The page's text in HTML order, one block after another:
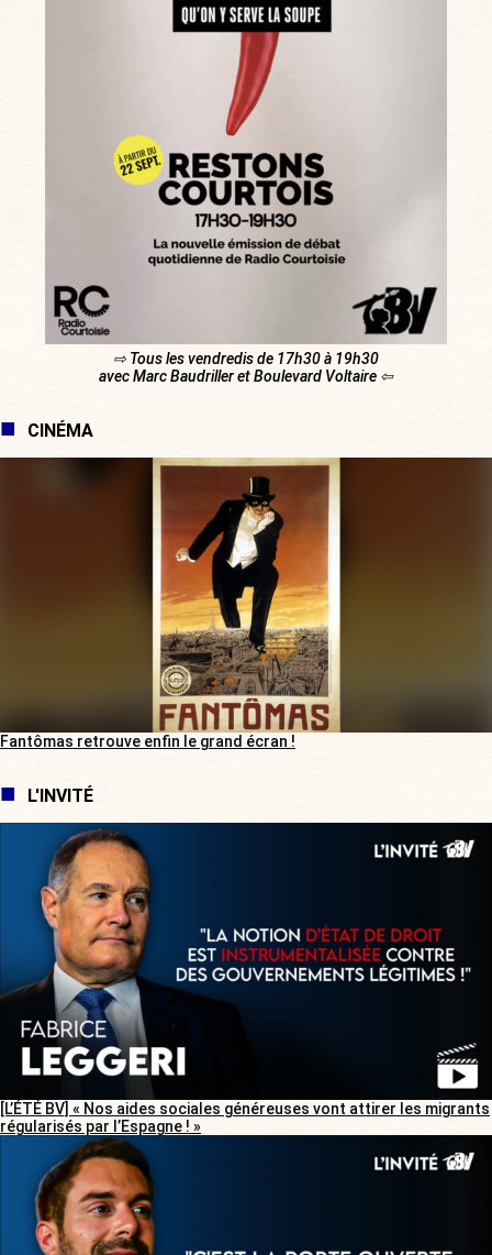
⇨ Tous les vendredis de 17h30 à 19h30
avec Marc Baudriller et Boulevard Voltaire ⇦
CINÉMA
Fantômas retrouve enfin le grand écran !
L'INVITÉ
[L’ÉTÉ BV] « Nos aides sociales généreuses vont attirer les migrants
régularisés par l’Espagne ! »